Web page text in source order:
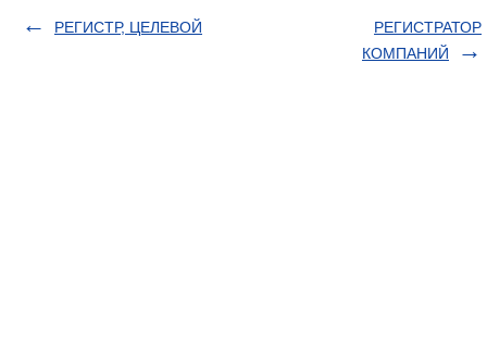
РЕГИСТР, ЦЕЛЕВОЙ
РЕГИСТРАТОР
КОМПАНИЙ